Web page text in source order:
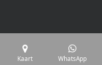
Kaart WhatsApp